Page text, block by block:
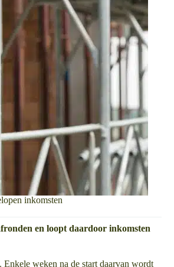
inkomsten
en loopt daardoor inkomsten
weken na de start daarvan wordt